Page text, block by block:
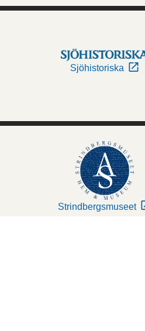
Sjöhistoriska
Strindbergsmuseet